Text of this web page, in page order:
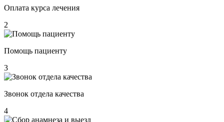
Оплата курса лечения
2
Помощь пациенту
3
Звонок отдела качества
4